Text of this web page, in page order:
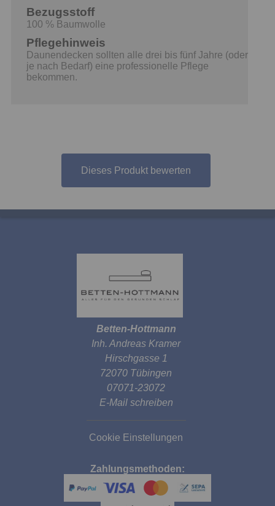
Bezugsstoff
100 % Baumwolle
Pflegehinweis
Daunendecken sollten alle drei bis fünf Jahre (oder
je nach Bedarf) eine professionelle Pflege
bekommen.
Dieses Produkt bewerten
Betten-Hottmann
Inh. Andreas Kramer
Hirschgasse 1
72070 Tübingen
07071-23072
E-Mail schreiben
Cookie Einstellungen
Zahlungsmethoden: